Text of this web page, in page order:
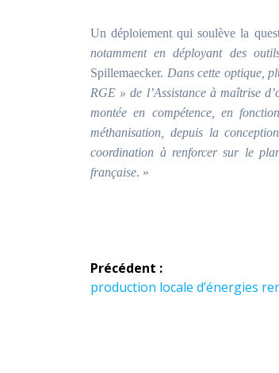
Un déploiement qui soulève la
notamment en déployant des
Spillemaecker. Dans cette optique,
RGE » de l’Assistance à maîtrise
montée en compétence, en
méthanisation, depuis la
coordination à renforcer sur le
française. »
de
Précédent :
Article
production locale d’énergies